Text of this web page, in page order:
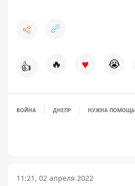
👍 🔥 ♥ 😭
ВОЙНА ДНЕПР НУЖНА ПОМОЩЬ
11:21, 02 апреля 2022